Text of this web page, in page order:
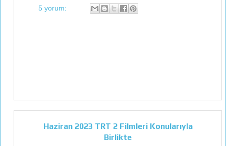
5 yorum:
Haziran 2023 TRT 2 Filmleri Konularıyla
Birlikte